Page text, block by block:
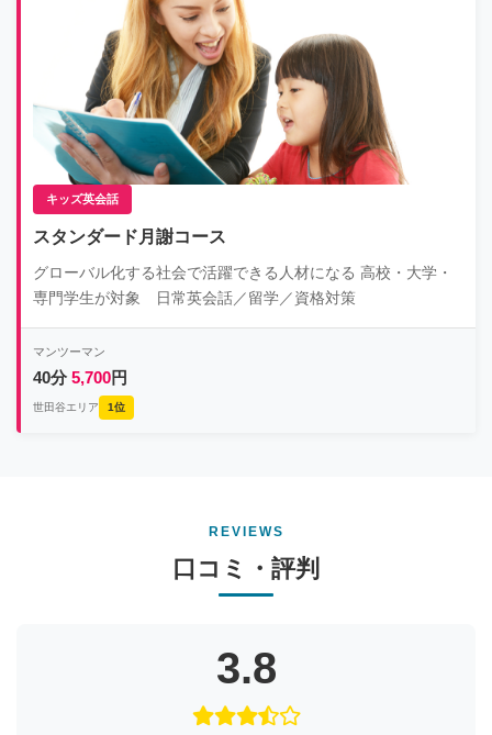
キッズ英会話
スタンダード月謝コース
グローバル化する社会で活躍できる人材になる 高校・大学・
専門学生が対象 日常英会話／留学／資格対策
マンツーマン
40分5,700円
世田谷エリア 1位
REVIEWS
口コミ・評判
3.8